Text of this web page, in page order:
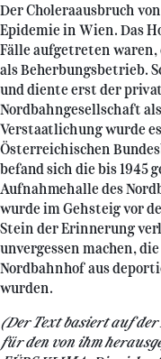
Der Choleraausbruch
Epidemie in Wien. Das
Fälle aufgetreten
als Beherbungsbetrieb.
und diente erst der
Nordbahngesellschaft
Verstaatlichung wurde
Österreichischen
befand sich die bis 1945
Aufnahmehalle des
wurde im Gehsteig vor
Stein der Erinnerung
unvergessen machen,
Nordbahnhof aus
wurden.
(Der Text basiert auf
für den von ihm